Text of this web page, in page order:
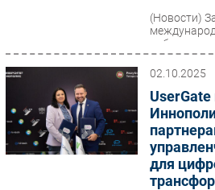
(Новости)
2025....
02.10.2025
UserGate
для